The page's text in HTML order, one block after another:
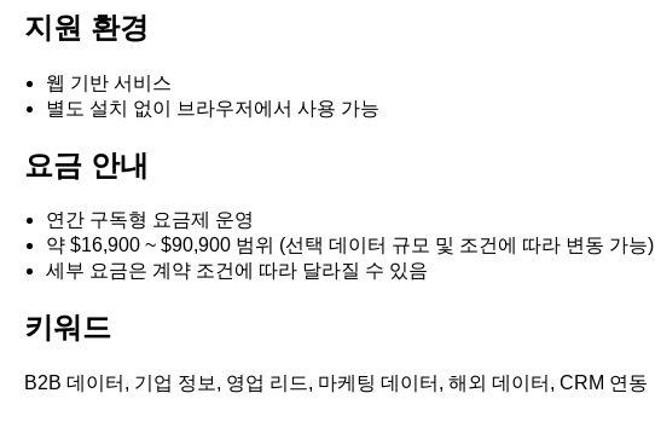
지원 환경
웹 기반 서비스
별도 설치 없이 브라우저에서 사용 가능
요금 안내
연간 구독형 요금제 운영
약 $16,900 ~ $90,900 범위 (선택 데이터 규모 및 조건에 따라 변동 가능)
세부 요금은 계약 조건에 따라 달라질 수 있음
키워드
B2B 데이터, 기업 정보, 영업 리드, 마케팅 데이터, 해외 데이터, CRM 연동